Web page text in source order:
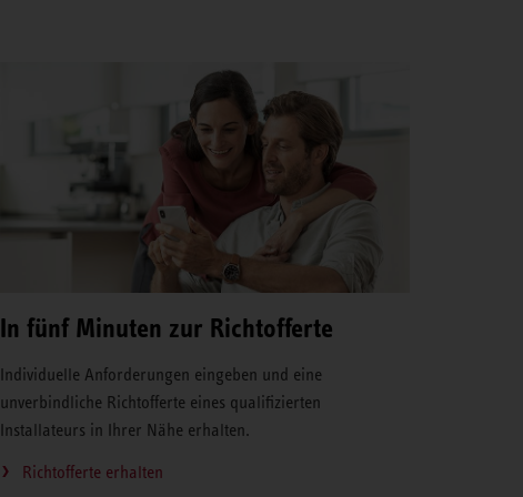
In fünf Minuten zur Richtofferte
Individuelle Anforderungen eingeben und eine
unverbindliche Richtofferte eines qualifizierten
Installateurs in Ihrer Nähe erhalten.
Richtofferte erhalten